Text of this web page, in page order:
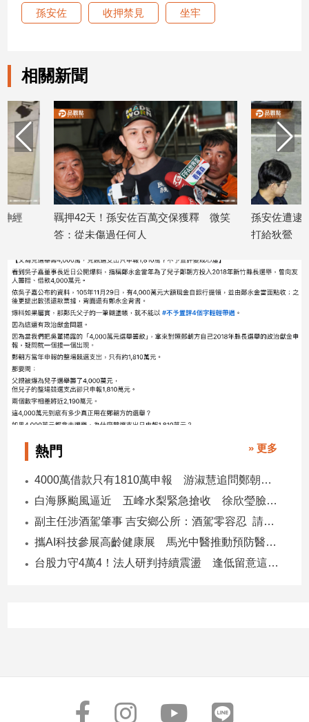
追
星
生
建
築/
室
設
旅
食
星
座/
命
理
消
費
健
康/
親
子/
／
／
電
孫安佐 收押禁見 坐牢
相關新聞
羈押42天！孫安佐百萬交保獲釋 微笑
答：從未傷過任何人
孫安佐遭逮捕前動向
熱門 » 更多
4000萬借款只有1810萬申報 游淑慧追問鄭朝方：2190萬差額去哪了
白海豚颱風逼近 五峰水梨緊急搶收 徐欣瑩臉書急呼「搶救五峰水梨」
副主任涉酒駕肇事 吉安鄉公所：酒駕零容忍 請辭獲准
攜AI科技參展高齡健康展 馬光中醫推動預防醫學迎接長壽新經濟
台股力守4萬4！法人研判持續震盪 逢低留意這些族群